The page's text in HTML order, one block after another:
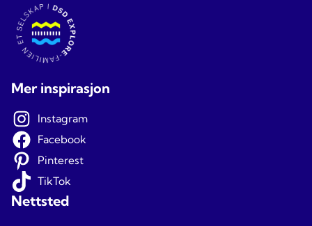
Mer inspirasjon
Instagram
Facebook
Pinterest
TikTok
Nettsted